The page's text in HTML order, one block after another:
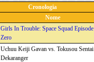
Cronologia
Nome
Girls In Trouble: Space Squad Episode
Zero
Uchuu Keiji Gavan vs. Tokusou Sentai
Dekaranger